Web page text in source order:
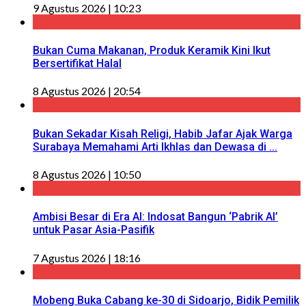
9 Agustus 2026 | 10:23
Bukan Cuma Makanan, Produk Keramik Kini Ikut
Bersertifikat Halal
8 Agustus 2026 | 20:54
Bukan Sekadar Kisah Religi, Habib Jafar Ajak Warga
Surabaya Memahami Arti Ikhlas dan Dewasa di ...
8 Agustus 2026 | 10:50
Ambisi Besar di Era AI: Indosat Bangun ‘Pabrik AI’
untuk Pasar Asia-Pasifik
7 Agustus 2026 | 18:16
Mobeng Buka Cabang ke-30 di Sidoarjo, Bidik Pemilik